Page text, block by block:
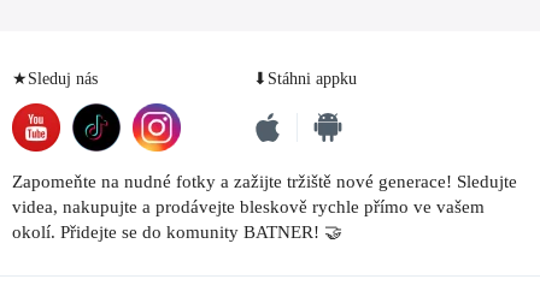
★Sleduj nás ⬇Stáhni appku
Zapomeňte na nudné fotky a zažijte tržiště nové generace! Sledujte
videa, nakupujte a prodávejte bleskově rychle přímo ve vašem
okolí. Přidejte se do komunity BATNER! 🤝